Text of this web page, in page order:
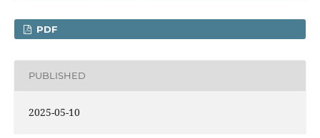
PDF
PUBLISHED
2025-05-10